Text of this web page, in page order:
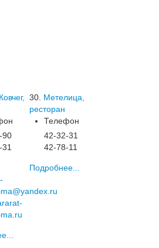
90
30. Метелица,
ресторан
Телефон
42-32-31
42-78-11
Подробнее...